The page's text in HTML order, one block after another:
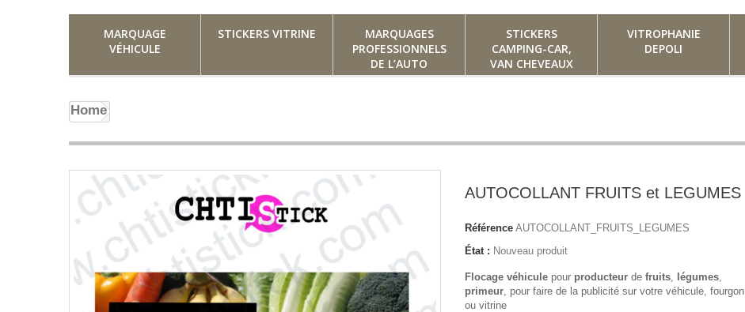
MARQUAGE
VÉHICULE
STICKERS VITRINE
MARQUAGES
PROFESSIONNELS
DE L’AUTO
STICKERS
CAMPING-CAR,
VAN CHEVEAUX
VITROPHANIE
DEPOLI
Home
AUTOCOLLANT FRUITS et LEGUMES
Référence AUTOCOLLANT_FRUITS_LEGUMES
État : Nouveau produit
Flocage véhicule pour producteur de fruits, légumes,
primeur, pour faire de la publicité sur votre véhicule, fourgon
ou vitrine